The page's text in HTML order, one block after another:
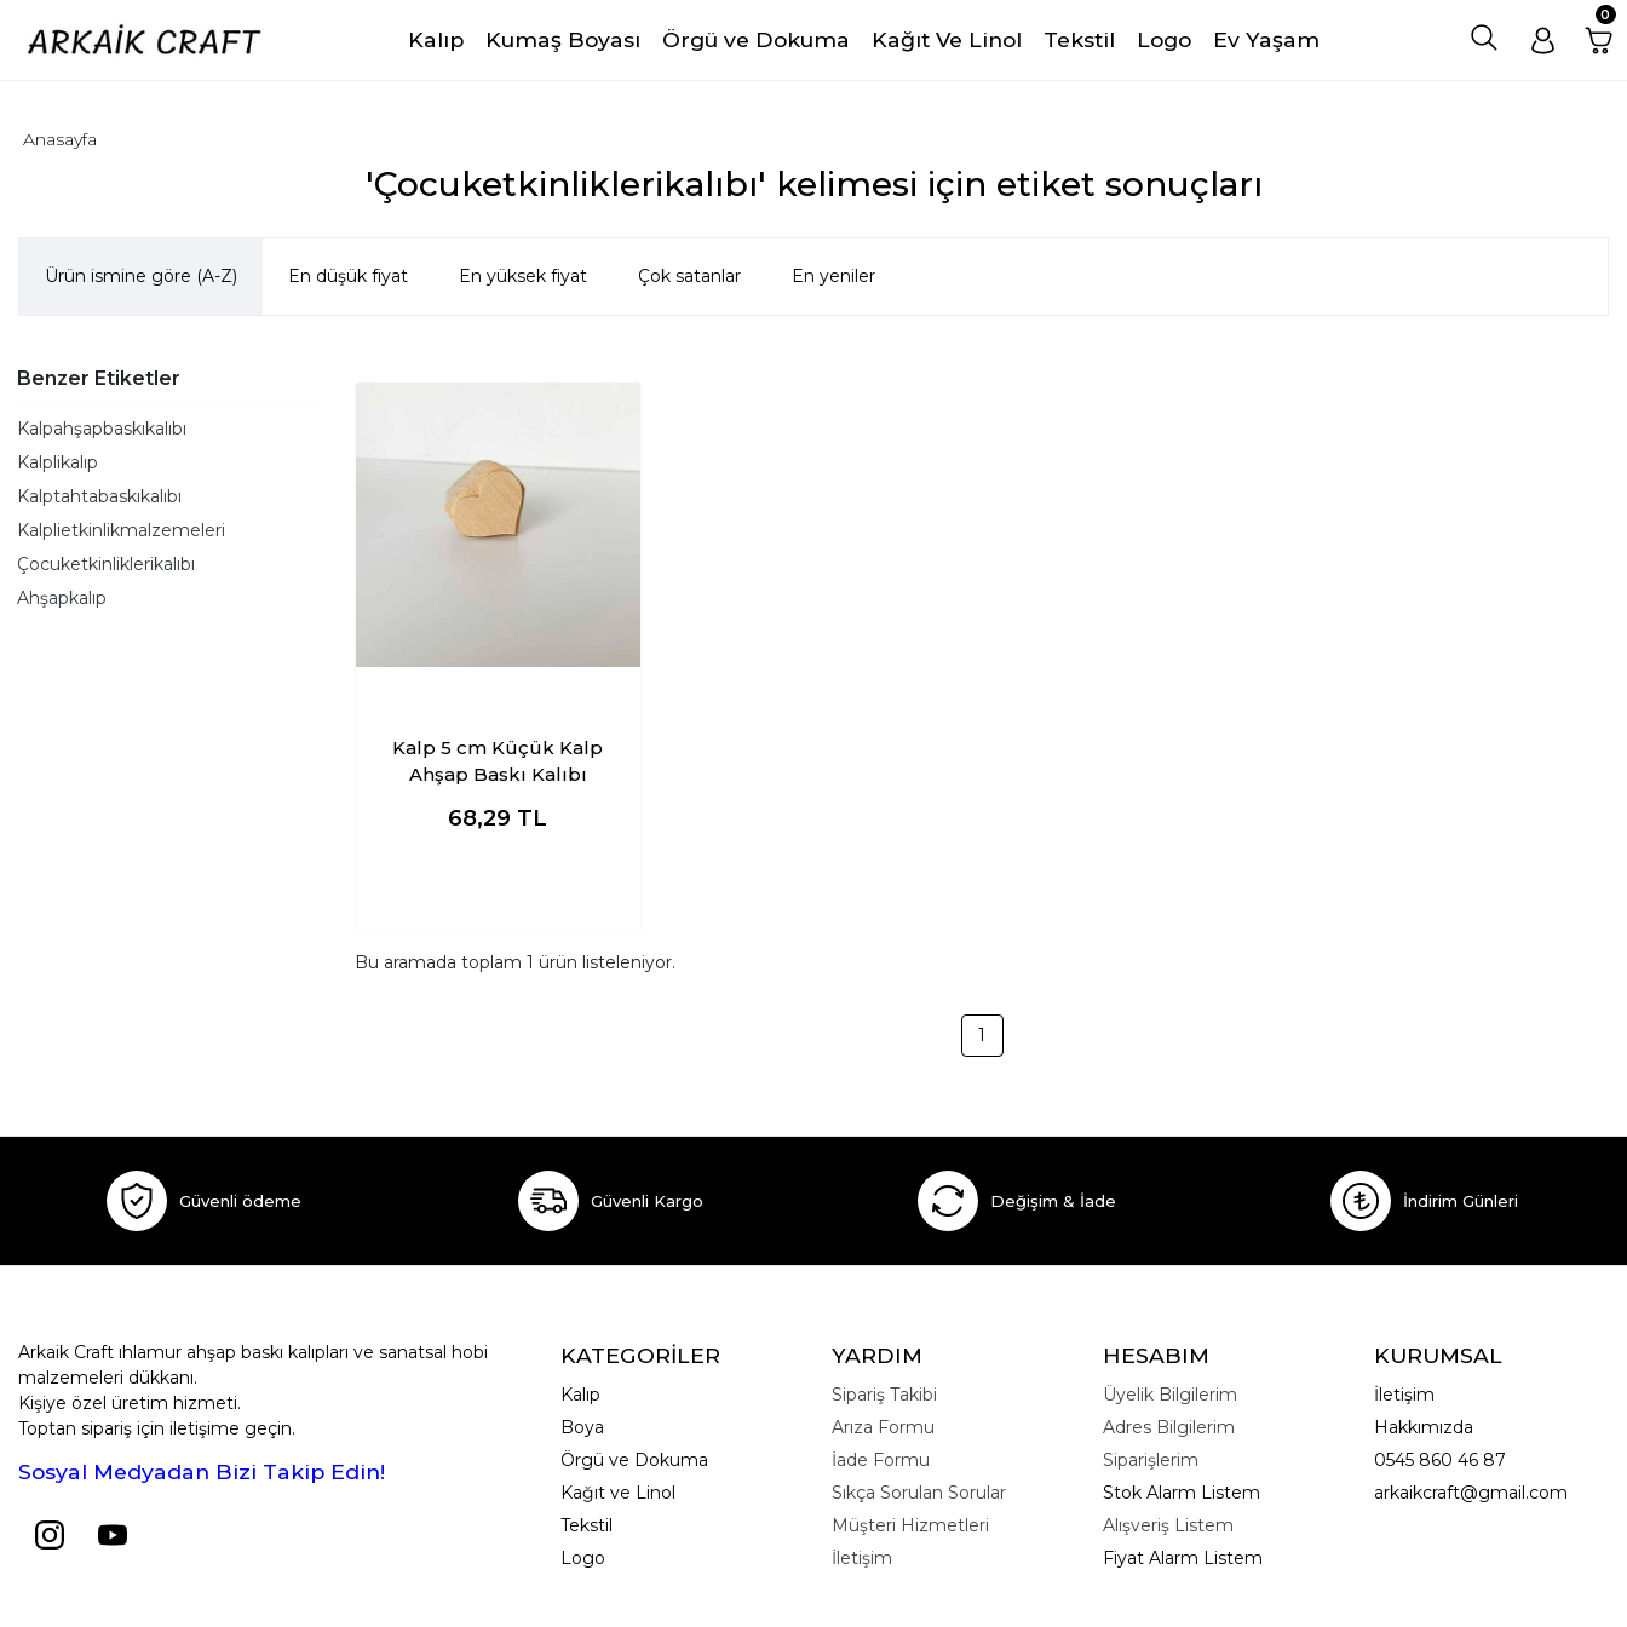
Kalıp Kumaş Boyası Örgü ve Dokuma Kağıt Ve Linol Tekstil Logo Ev Yaşam
0
'Çocuketkinliklerikalıbı' kelimesi için etiket sonuçları
Anasayfa
Ürün ismine göre (A-Z) En düşük fiyat En yüksek fiyat Çok satanlar En yeniler
Benzer Etiketler
Kalpahşapbaskıkalıbı
Kalplikalıp
Kalptahtabaskıkalıbı
Kalplietkinlikmalzemeleri
Çocuketkinliklerikalıbı
Ahşapkalıp
Kalp 5 cm Küçük Kalp
Ahşap Baskı Kalıbı
68,29 TL
Bu aramada toplam 1 ürün listeleniyor.
1
Güvenli ödeme Güvenli Kargo Değişim & İade İndirim Günleri
Arkaik Craft ıhlamur ahşap baskı kalıpları ve sanatsal hobi
malzemeleri dükkanı.
Kişiye özel üretim hizmeti.
Toptan sipariş için iletişime geçin.
Sosyal Medyadan Bizi Takip Edin!
KATEGORİLER
Kalıp
Boya
Örgü ve Dokuma
Kağıt ve Linol
Tekstil
Logo
YARDIM
Sipariş Takibi
Arıza Formu
İade Formu
Sıkça Sorulan Sorular
Müşteri Hizmetleri
İletişim
HESABIM
Üyelik Bilgilerim
Adres Bilgilerim
Siparişlerim
Stok Alarm Listem
Alışveriş Listem
Fiyat Alarm Listem
KURUMSAL
İletişim
Hakkımızda
0545 860 46 87
arkaikcraft@gmail.com